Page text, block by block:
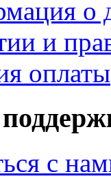
о
и
оплаты
с